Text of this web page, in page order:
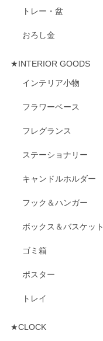
トレー・盆
おろし金
★INTERIOR GOODS
インテリア小物
フラワーベース
フレグランス
ステーショナリー
キャンドルホルダー
フック＆ハンガー
ボックス＆バスケット
ゴミ箱
ポスター
トレイ
★CLOCK